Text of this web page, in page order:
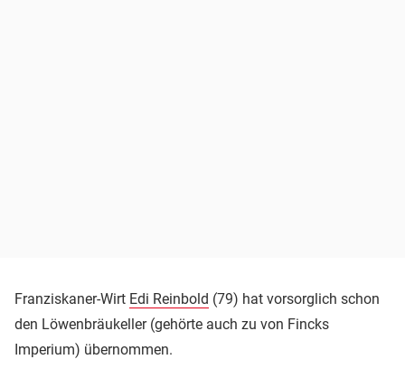
Franziskaner-Wirt Edi Reinbold (79) hat vorsorglich schon
den Löwenbräukeller (gehörte auch zu von Fincks
Imperium) übernommen.